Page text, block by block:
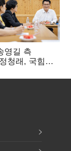
영길 측
청래, 국힘
주당 대표로